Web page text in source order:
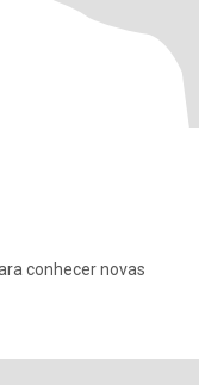
conhecer novas